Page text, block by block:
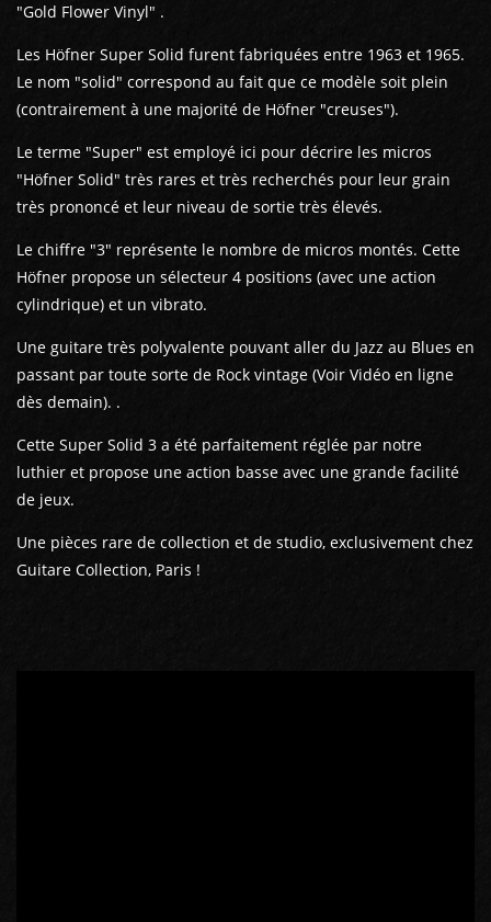
"Gold Flower Vinyl" .
Les Höfner Super Solid furent fabriquées entre 1963 et 1965.
Le nom "solid" correspond au fait que ce modèle soit plein
(contrairement à une majorité de Höfner "creuses").
Le terme "Super" est employé ici pour décrire les micros
"Höfner Solid" très rares et très recherchés pour leur grain
très prononcé et leur niveau de sortie très élevés.
Le chiffre "3" représente le nombre de micros montés. Cette
Höfner propose un sélecteur 4 positions (avec une action
cylindrique) et un vibrato.
Une guitare très polyvalente pouvant aller du Jazz au Blues en
passant par toute sorte de Rock vintage (Voir Vidéo en ligne
dès demain). .
Cette Super Solid 3 a été parfaitement réglée par notre
luthier et propose une action basse avec une grande facilité
de jeux.
Une pièces rare de collection et de studio, exclusivement chez
Guitare Collection, Paris !